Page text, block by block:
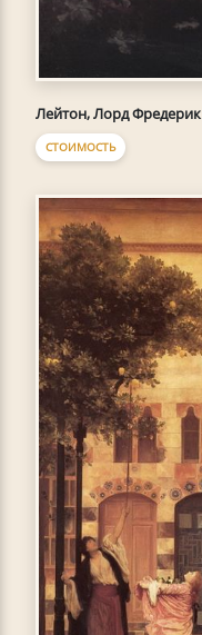
Лейтон, Лорд Фредерик
СТОИМОСТЬ